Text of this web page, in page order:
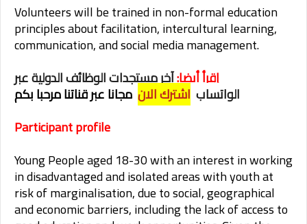
Volunteers will be trained in non-formal education
principles about facilitation, intercultural learning,
communication, and social media management.
إقرأ أيضا:آخر مستجدات الوظائف الدولية عبر
الواتساب اشترك الان مجانا عبر قناتنا مرحبا بكم
Participant profile
Young People aged 18-30 with an interest in working
in disadvantaged and isolated areas with youth at
risk of marginalisation, due to social, geographical
and economic barriers, including the lack of access to